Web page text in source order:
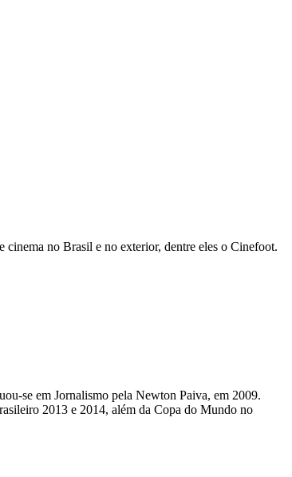
no Brasil e no exterior, dentre eles o Cinefoot.
se em Jornalismo pela Newton Paiva, em 2009.
2013 e 2014, além da Copa do Mundo no